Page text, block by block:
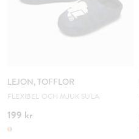
LEJON, TOFFLOR
FLEXIBEL OCH MJUK SULA
199 kr